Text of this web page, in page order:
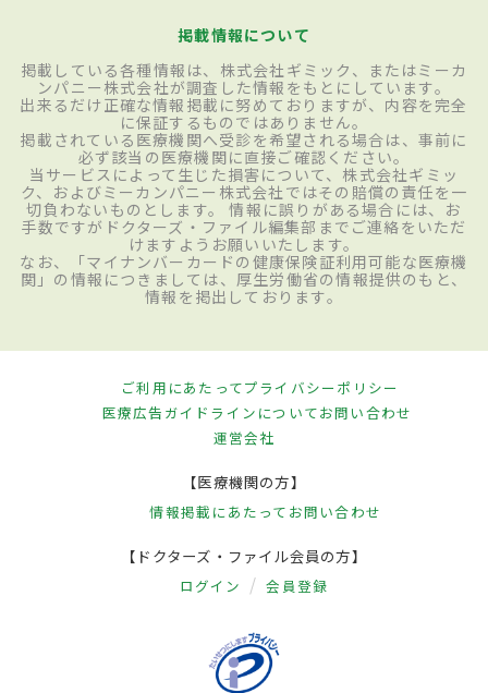
掲載情報について
掲載している各種情報は、株式会社ギミック、またはミーカ
ンパニー株式会社が調査した情報をもとにしています。
出来るだけ正確な情報掲載に努めておりますが、内容を完全
に保証するものではありません。
掲載されている医療機関へ受診を希望される場合は、事前に
必ず該当の医療機関に直接ご確認ください。
当サービスによって生じた損害について、株式会社ギミッ
ク、およびミーカンパニー株式会社ではその賠償の責任を一
切負わないものとします。 情報に誤りがある場合には、お
手数ですがドクターズ・ファイル編集部までご連絡をいただ
けますようお願いいたします。
なお、「マイナンバーカードの健康保険証利用可能な医療機
関」の情報につきましては、厚生労働省の情報提供のもと、
情報を掲出しております。
ご利用にあたってプライバシーポリシー
医療広告ガイドラインについてお問い合わせ
運営会社
【医療機関の方】
情報掲載にあたって お問い合わせ
【ドクターズ・ファイル会員の方】
ログイン 会員登録